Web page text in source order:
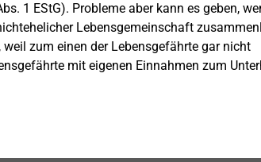
1 EStG). Probleme aber kann es geben,
Lebensgemeinschaft
zum einen der Lebensgefährte gar nicht
mit eigenen Einnahmen zum